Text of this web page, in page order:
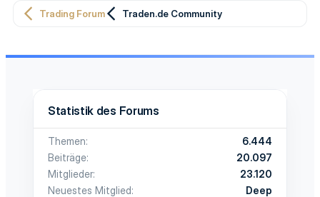
Trading Forum Traden.de Community
Statistik des Forums
Themen
6.444
Beiträge
20.097
Mitglieder
23.120
Neuestes Mitglied
Deep